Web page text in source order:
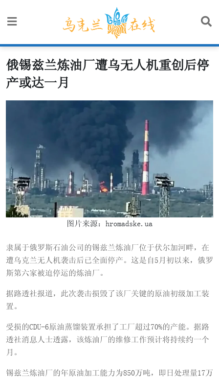
俄锡兹兰炼油厂遭乌无人机重创后停
产或达一月
图片来源：hromadske.ua
隶属于俄罗斯石油公司的锡兹兰炼油厂位于伏尔加河畔，在
遭乌克兰无人机袭击后已全面停产。这是自5月初以来，俄罗
斯第六家被迫停运的炼油厂。
据路透社报道，此次袭击损毁了该厂关键的原油初级加工装
置。
受损的CDU-6原油蒸馏装置承担了工厂超过70%的产能。据路
透社消息人士透露，该炼油厂的维修工作预计将持续约一个
月。
锡兹兰炼油厂的年原油加工能力为850万吨，即日处理量17万